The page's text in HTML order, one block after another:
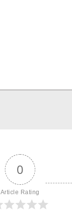
0
Article Rating